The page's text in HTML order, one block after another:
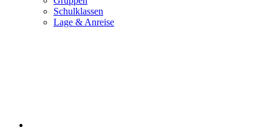
Schulklassen
Lage & Anreise